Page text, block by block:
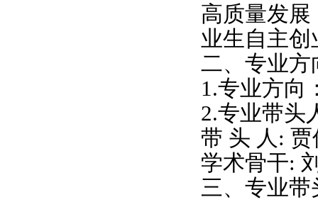
高质量发
业生自主
二、专业方
1.专业方向
2.专业带头
带 头 人 : 贾
学术骨干:
三、专业